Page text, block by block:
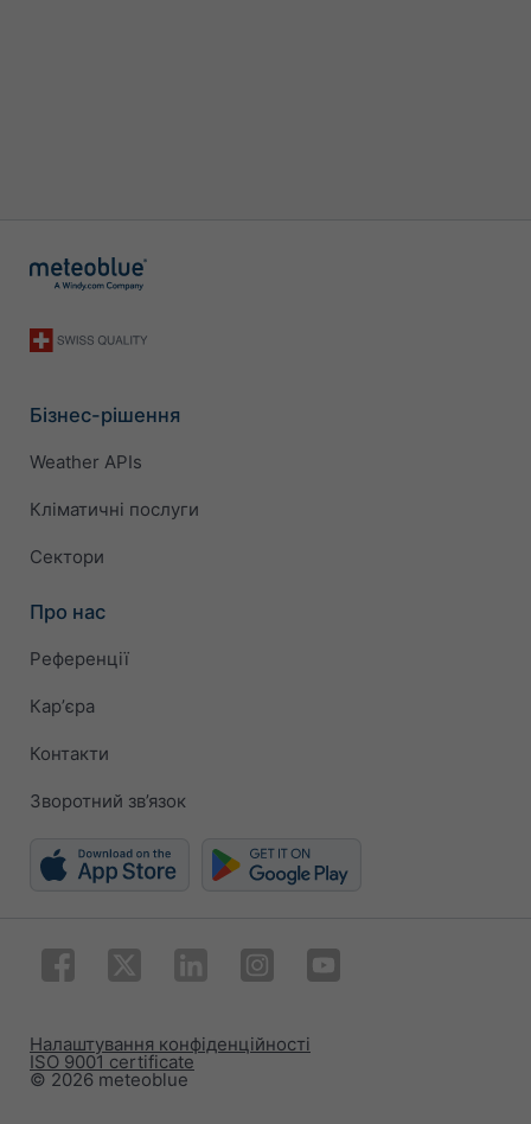
Бізнес-рішення
Weather APIs
Кліматичні послуги
Сектори
Про нас
Референції
Карʼєра
Контакти
Зворотний зв’язок
© 2026 meteoblue
ISO 9001 certificate
Налаштування конфіденційності